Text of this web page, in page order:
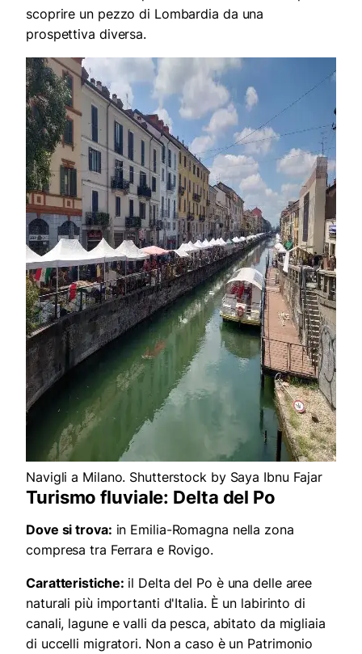
scoprire un pezzo di Lombardia da una
prospettiva diversa.
Navigli a Milano. Shutterstock by Saya Ibnu Fajar
Turismo fluviale: Delta del Po
Dove si trova: in Emilia-Romagna nella zona
compresa tra Ferrara e Rovigo.
Caratteristiche: il Delta del Po è una delle aree
naturali più importanti d'Italia. È un labirinto di
canali, lagune e valli da pesca, abitato da migliaia
di uccelli migratori. Non a caso è un Patrimonio